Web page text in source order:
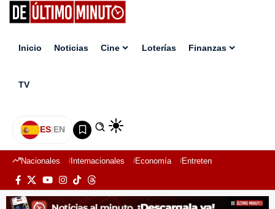
Inicio Noticias Cine Loterías Finanzas
TV
ES|EN
Nacionales Internacionales Economía Entretenimiento